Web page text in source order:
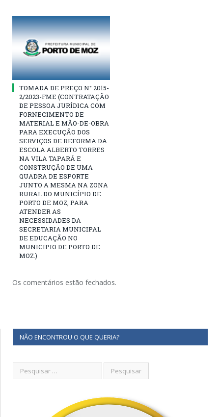
TOMADA DE PREÇO N° 2015-
2/2023-FME (CONTRATAÇÃO
DE PESSOA JURÍDICA COM
FORNECIMENTO DE
MATERIAL E MÃO-DE-OBRA
PARA EXECUÇÃO DOS
SERVIÇOS DE REFORMA DA
ESCOLA ALBERTO TORRES
NA VILA TAPARÁ E
CONSTRUÇÃO DE UMA
QUADRA DE ESPORTE
JUNTO A MESMA NA ZONA
RURAL DO MUNICÍPIO DE
PORTO DE MOZ, PARA
ATENDER AS
NECESSIDADES DA
SECRETARIA MUNICIPAL
DE EDUCAÇÃO NO
MUNICIPIO DE PORTO DE
MOZ.)
Os comentários estão fechados.
NÃO ENCONTROU O QUE QUERIA?